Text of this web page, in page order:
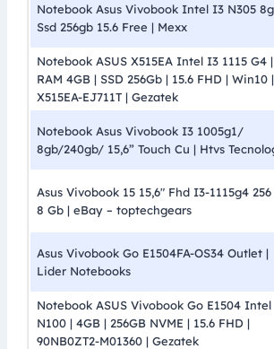
Notebook Asus Vivobook Intel I3 N305
Ssd 256gb 15.6 Free | Mexx
Notebook ASUS X515EA Intel I3 1115 G4 |
RAM 4GB | SSD 256Gb | 15.6 FHD | Win10 |
X515EA-EJ711T | Gezatek
Notebook Asus Vivobook I3 1005g1/
8gb/240gb/ 15,6” Touch Cu | Htvs
Asus Vivobook 15 15,6″ Fhd I3-1115g4
8 Gb | eBay – toptechgears
Asus Vivobook Go E1504FA-OS34 Outlet |
Lider Notebooks
Notebook ASUS Vivobook Go E1504 Intel
N100 | 4GB | 256GB NVME | 15.6 FHD |
90NB0ZT2-M01360 | Gezatek